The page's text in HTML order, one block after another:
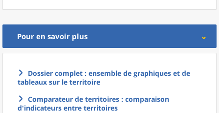
Pour en savoir plus
Dossier complet : ensemble de graphiques et de
tableaux sur le territoire
Comparateur de territoires : comparaison
d'indicateurs entre territoires